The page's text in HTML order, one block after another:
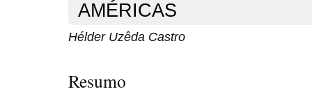
AMÉRICAS
Hélder Uzêda Castro
Resumo